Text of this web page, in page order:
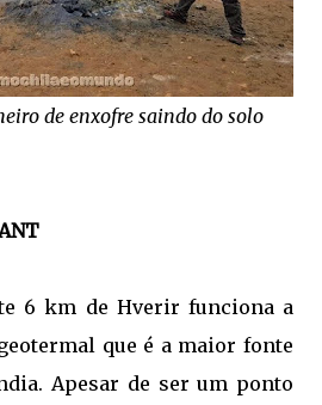
de enxofre saindo do solo
6 km de Hverir funciona a
que é a maior fonte
Apesar de ser um ponto